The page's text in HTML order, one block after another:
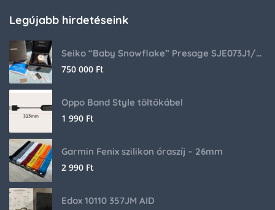
Legújabb hirdetéseink
Seiko “Baby Snowflake” Presage SJE073J1/SARA015 Limited Edition
750 000 Ft
Oppo Band Style töltőkábel
1 990 Ft
Garmin Fenix szilikon óraszíj – 26mm
2 990 Ft
Edox 10110 357JM AID